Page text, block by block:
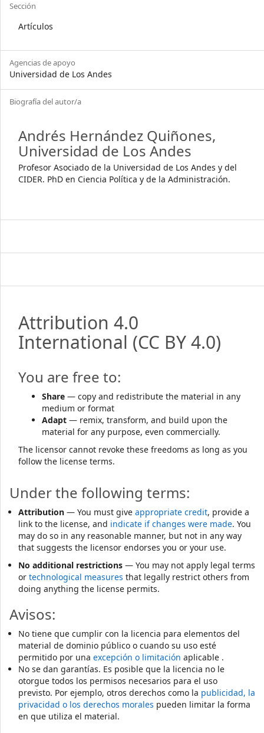
Sección
Artículos
Agencias de apoyo
Universidad de Los Andes
Biografía del autor/a
Andrés Hernández Quiñones,
Universidad de Los Andes
Profesor Asociado de la Universidad de Los Andes y del
CIDER. PhD en Ciencia Política y de la Administración.
Attribution 4.0
International (CC BY 4.0)
You are free to:
Share — copy and redistribute the material in any
medium or format
Adapt — remix, transform, and build upon the
material for any purpose, even commercially.
The licensor cannot revoke these freedoms as long as you
follow the license terms.
Under the following terms:
Attribution — You must give appropriate credit, provide a
link to the license, and indicate if changes were made. You
may do so in any reasonable manner, but not in any way
that suggests the licensor endorses you or your use.
No additional restrictions — You may not apply legal terms
or technological measures that legally restrict others from
doing anything the license permits.
Avisos:
No tiene que cumplir con la licencia para elementos del
material de dominio público o cuando su uso esté
permitido por una excepción o limitación aplicable .
No se dan garantías. Es posible que la licencia no le
otorgue todos los permisos necesarios para el uso
previsto. Por ejemplo, otros derechos como la publicidad, la
privacidad o los derechos morales pueden limitar la forma
en que utiliza el material.